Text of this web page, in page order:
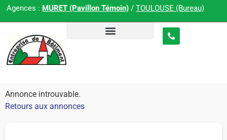
Agences : MURET (Pavillon Témoin) /TOULOUSE (Bureau)
Annonce introuvable.
Retours aux annonces